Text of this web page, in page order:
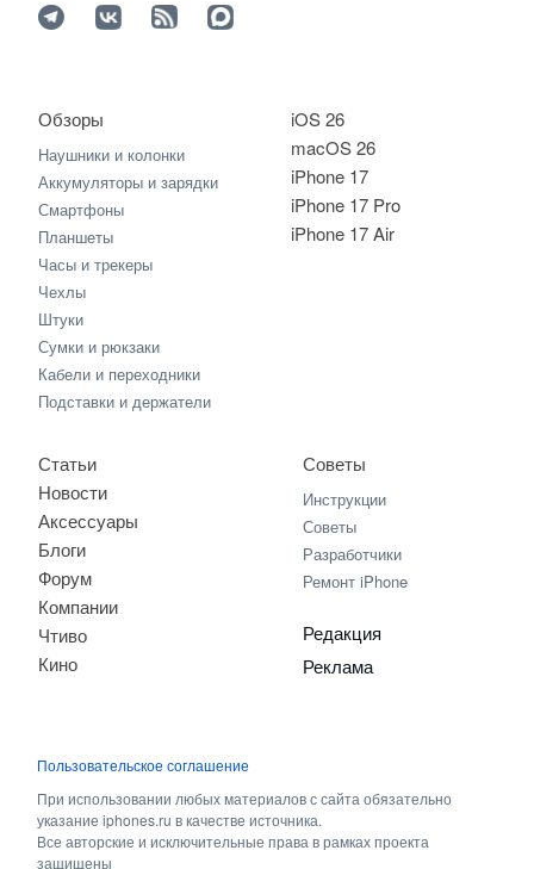
iOS 26
macOS 26
iPhone 17
iPhone 17 Pro
iPhone 17 Air
Обзоры
Наушники и колонки
Аккумуляторы и зарядки
Смартфоны
Планшеты
Часы и трекеры
Чехлы
Штуки
Сумки и рюкзаки
Кабели и переходники
Подставки и держатели
Статьи
Новости
Аксессуары
Блоги
Форум
Компании
Чтиво
Кино
Советы
Инструкции
Советы
Разработчики
Ремонт iPhone
Редакция
Реклама
Пользовательское соглашение
При использовании любых материалов с сайта обязательно
указание iphones.ru в качестве источника.
Все авторские и исключительные права в рамках проекта
защищены